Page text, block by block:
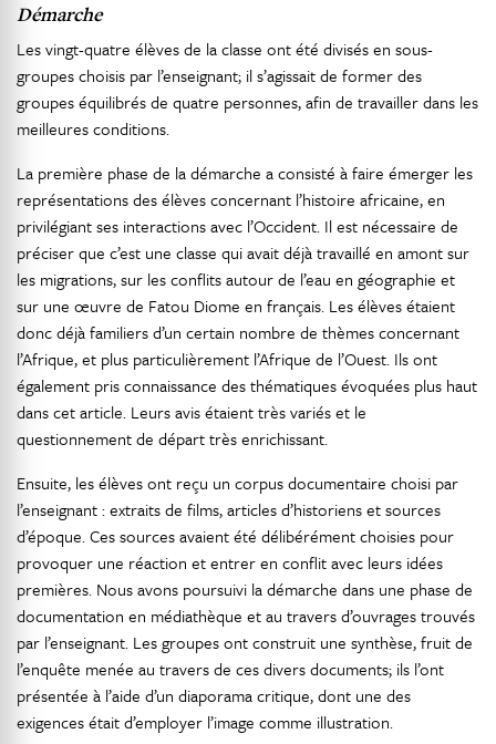
Démarche
Les vingt-quatre élèves de la classe ont été divisés en sous-
groupes choisis par l’enseignant; il s’agissait de former des
groupes équilibrés de quatre personnes, afin de travailler dans les
meilleures conditions.
La première phase de la démarche a consisté à faire émerger les
représentations des élèves concernant l’histoire africaine, en
privilégiant ses interactions avec l’Occident. Il est nécessaire de
préciser que c’est une classe qui avait déjà travaillé en amont sur
les migrations, sur les conflits autour de l’eau en géographie et
sur une œuvre de Fatou Diome en français. Les élèves étaient
donc déjà familiers d’un certain nombre de thèmes concernant
l’Afrique, et plus particulièrement l’Afrique de l’Ouest. Ils ont
également pris connaissance des thématiques évoquées plus haut
dans cet article. Leurs avis étaient très variés et le
questionnement de départ très enrichissant.
Ensuite, les élèves ont reçu un corpus documentaire choisi par
l’enseignant : extraits de films, articles d’historiens et sources
d’époque. Ces sources avaient été délibérément choisies pour
provoquer une réaction et entrer en conflit avec leurs idées
premières. Nous avons poursuivi la démarche dans une phase de
documentation en médiathèque et au travers d’ouvrages trouvés
par l’enseignant. Les groupes ont construit une synthèse, fruit de
l’enquête menée au travers de ces divers documents; ils l’ont
présentée à l’aide d’un diaporama critique, dont une des
exigences était d’employer l’image comme illustration.